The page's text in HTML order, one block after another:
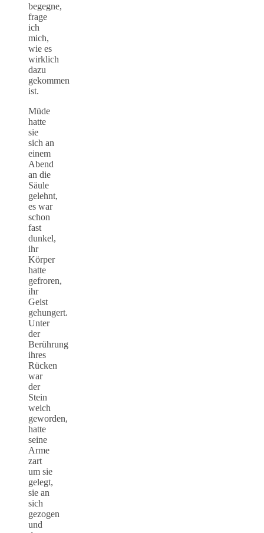
begegne,
frage
ich
mich,
wie es
wirklich
dazu
gekommen
ist.
Müde
hatte
sie
sich an
einem
Abend
an die
Säule
gelehnt,
es war
schon
fast
dunkel,
ihr
Körper
hatte
gefroren,
ihr
Geist
gehungert.
Unter
der
Berührung
ihres
Rücken
war
der
Stein
weich
geworden,
hatte
seine
Arme
zart
um sie
gelegt,
sie an
sich
gezogen
und